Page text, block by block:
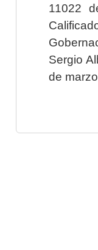
11022
Sergio
de